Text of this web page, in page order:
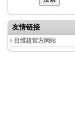
友情链接
吕维超官方网站